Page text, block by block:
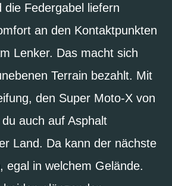
die Federgabel liefern
an den Kontaktpunkten
Lenker. Das macht sich
Terrain bezahlt. Mit
den Super Moto-X von
auch auf Asphalt
Land. Da kann der nächste
egal in welchem Gelände.